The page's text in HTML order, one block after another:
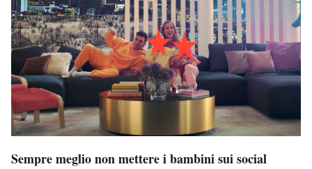
Sempre meglio non mettere i bambini sui social